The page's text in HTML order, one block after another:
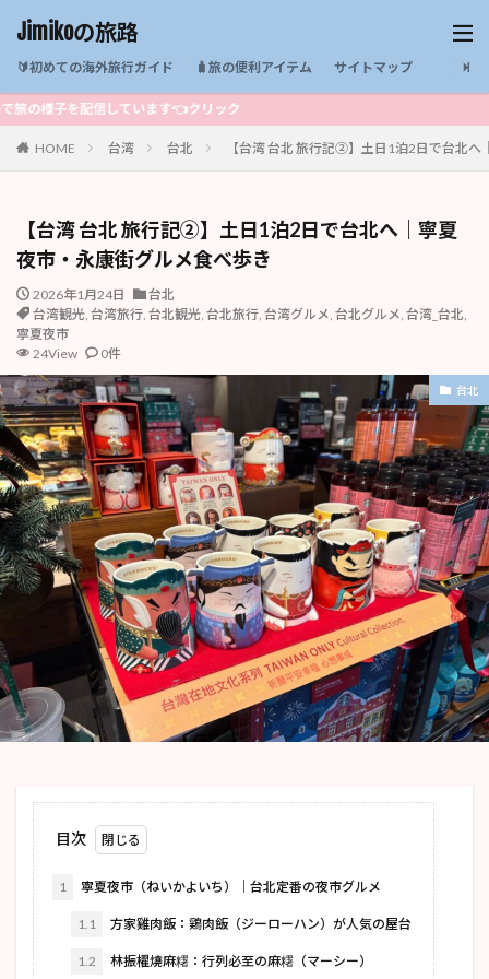
Jimikoの旅路
🔰初めての海外旅行ガイド 🧳旅の便利アイテム サイトマップ
信しています👈クリック
HOME 台湾 台北 【台湾 台北 旅行記②】土日1泊2日で台北
【台湾 台北 旅行記②】土日1泊2日で台北へ｜寧夏
夜市・永康街グルメ食べ歩き
2026年1月24日
台北
台湾観光, 台湾旅行, 台北観光, 台北旅行, 台湾グルメ, 台北グルメ, 台湾_台北,
寧夏夜市
24View
0件
台北
目次
1 寧夏夜市（ねいかよいち）｜台北定番の夜市グルメ
1.1 方家雞肉飯：鶏肉飯（ジーローハン）が人気の屋台
1.2 林振櫂燒麻糬：行列必至の麻糬（マーシー）